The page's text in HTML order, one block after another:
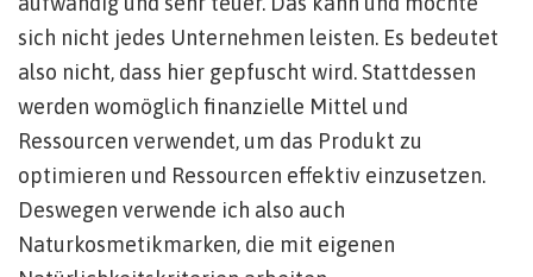
sich nicht jedes Unternehmen leisten. Es bedeutet
also nicht, dass hier gepfuscht wird. Stattdessen
werden womöglich finanzielle Mittel und
Ressourcen verwendet, um das Produkt zu
optimieren und Ressourcen effektiv einzusetzen.
Deswegen verwende ich also auch
Naturkosmetikmarken, die mit eigenen